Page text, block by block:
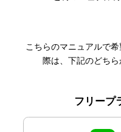
こちらのマニュアルで
際は、下記のどちら
フリープ